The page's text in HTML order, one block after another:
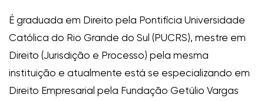
É graduada em Direito pela Pontifícia Universidade
Católica do Rio Grande do Sul (PUCRS), mestre em
Direito (Jurisdição e Processo) pela mesma
instituição e atualmente está se especializando em
Direito Empresarial pela Fundação Getúlio Vargas